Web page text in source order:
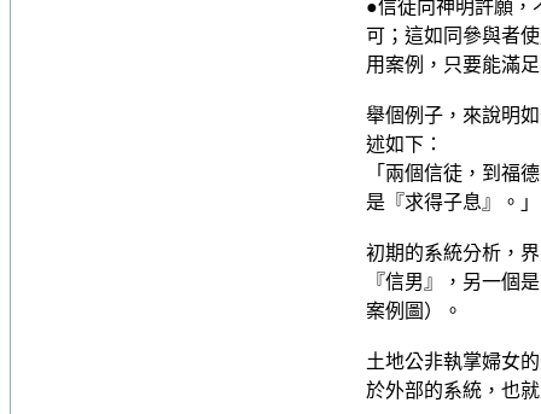
●信徒向神明許願，
可；這如同參與者
用案例，只要能滿
舉個例子，來說明
述如下：
「兩個信徒，到福
是『求得子息』。」
初期的系統分析，
『信男』，另一個
案例圖）。
土地公非執掌婦女
於外部的系統，也